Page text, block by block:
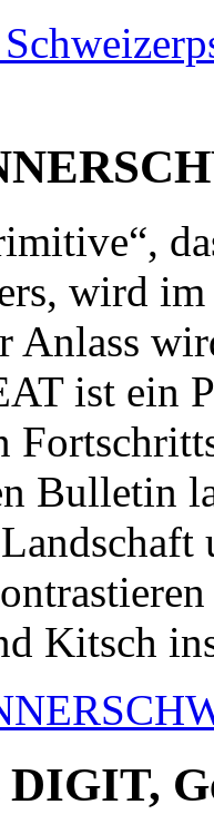
wird
Anlass
ist ein
Bulletin
Kitsch